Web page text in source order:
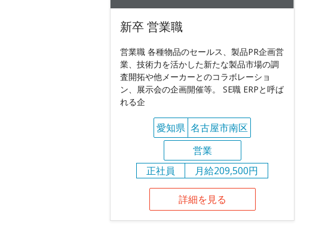
新卒 営業職
営業職 各種物品のセールス、製品PR企画営
業、技術力を活かした新たな製品市場の調
査開拓や他メーカーとのコラボレーショ
ン、展示会の企画開催等。 SE職 ERPと呼ば
れる企
愛知県 名古屋市南区
営業
正社員
月給209,500円
詳細を見る